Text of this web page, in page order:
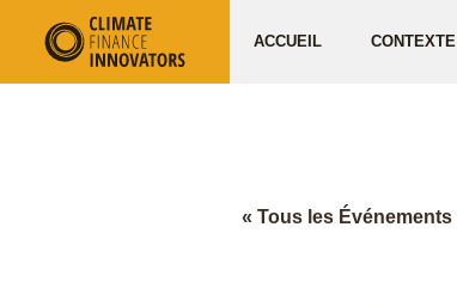
ACCUEIL CONTEXTE
« Tous les Événements